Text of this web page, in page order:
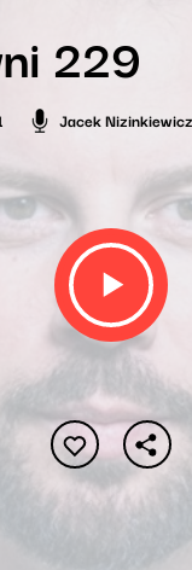
229
Jacek Nizinkiewicz